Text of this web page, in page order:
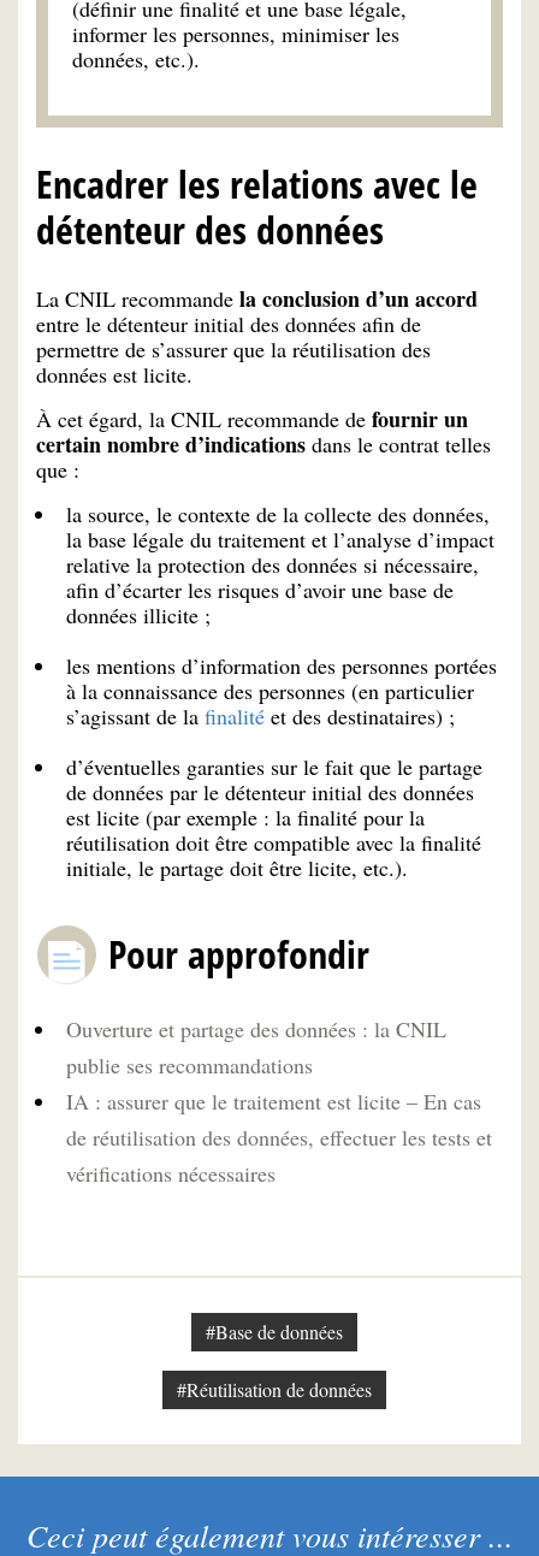
(définir une finalité et une base légale,
informer les personnes, minimiser les
données, etc.).
Encadrer les relations avec le
détenteur des données
La CNIL recommande la conclusion d’un accord
entre le détenteur initial des données afin de
permettre de s’assurer que la réutilisation des
données est licite.
À cet égard, la CNIL recommande de fournir un
certain nombre d’indications dans le contrat telles
que :
la source, le contexte de la collecte des données,
la base légale du traitement et l’analyse d’impact
relative la protection des données si nécessaire,
afin d’écarter les risques d’avoir une base de
données illicite ;
les mentions d’information des personnes portées
à la connaissance des personnes (en particulier
s’agissant de la finalité et des destinataires) ;
d’éventuelles garanties sur le fait que le partage
de données par le détenteur initial des données
est licite (par exemple : la finalité pour la
réutilisation doit être compatible avec la finalité
initiale, le partage doit être licite, etc.).
Pour approfondir
Ouverture et partage des données : la CNIL
publie ses recommandations
IA : assurer que le traitement est licite – En cas
de réutilisation des données, effectuer les tests et
vérifications nécessaires
#Base de données
#Réutilisation de données
Ceci peut également vous intéresser ...